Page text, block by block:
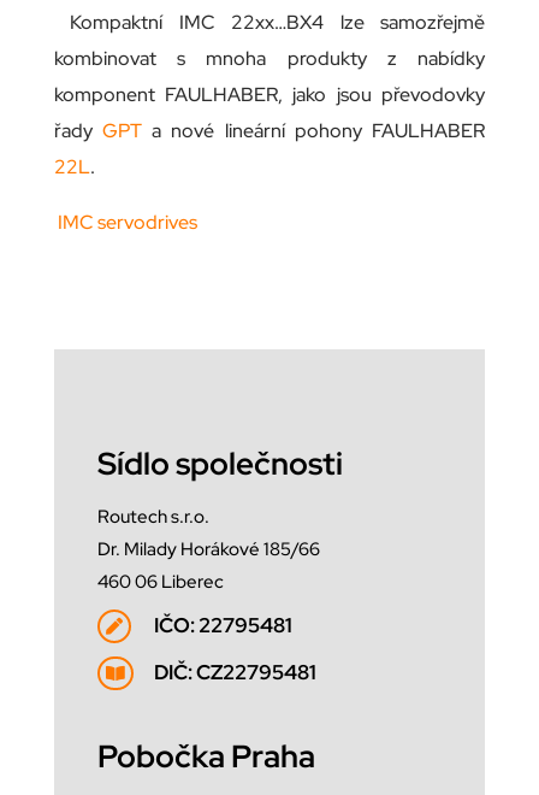
Kompaktní IMC 22xx…BX4 lze samozřejmě
kombinovat s mnoha produkty z nabídky
komponent FAULHABER, jako jsou převodovky
řadyGPT a nové lineární pohony FAULHABER
22L.
IMC servodrives
Sídlo společnosti
Routech s.r.o.
Dr. Milady Horákové 185/66
460 06 Liberec
 IČO: 22795481
 DIČ: CZ22795481
Pobočka Praha